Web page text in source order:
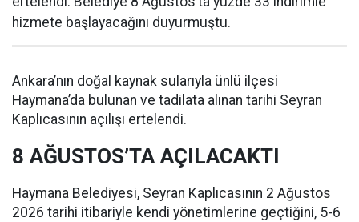
hizmete başlayacağını duyurmuştu.
Ankara’nın doğal kaynak sularıyla ünlü ilçesi
Haymana’da bulunan ve tadilata alınan tarihi Seyran
Kaplıcasının açılışı ertelendi.
8 AĞUSTOS’TA AÇILACAKTI
Haymana Belediyesi, Seyran Kaplıcasının 2 Ağustos
2026 tarihi itibariyle kendi yönetimlerine geçtiğini, 5-6